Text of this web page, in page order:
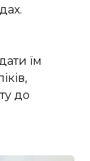
їм
до